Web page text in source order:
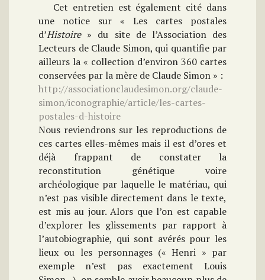
Cet entretien est également cité dans
une notice sur « Les cartes postales
d’Histoire» du site de l’Association des
Lecteurs de Claude Simon, qui quantifie par
ailleurs la « collection d’environ 360 cartes
conservées par la mère de Claude Simon » :
http://associationclaudesimon.org/claude-
simon/iconographie/article/les-cartes-
postales-d-histoire
Nous reviendrons sur les reproductions de
ces cartes elles-mêmes mais il est d’ores et
déjà frappant de constater la
reconstitution génétique voire
archéologique par laquelle le matériau, qui
n’est pas visible directement dans le texte,
est mis au jour. Alors que l’on est capable
d’explorer les glissements par rapport à
l’autobiographie, qui sont avérés pour les
lieux ou les personnages (« Henri » par
exemple n’est pas exactement Louis